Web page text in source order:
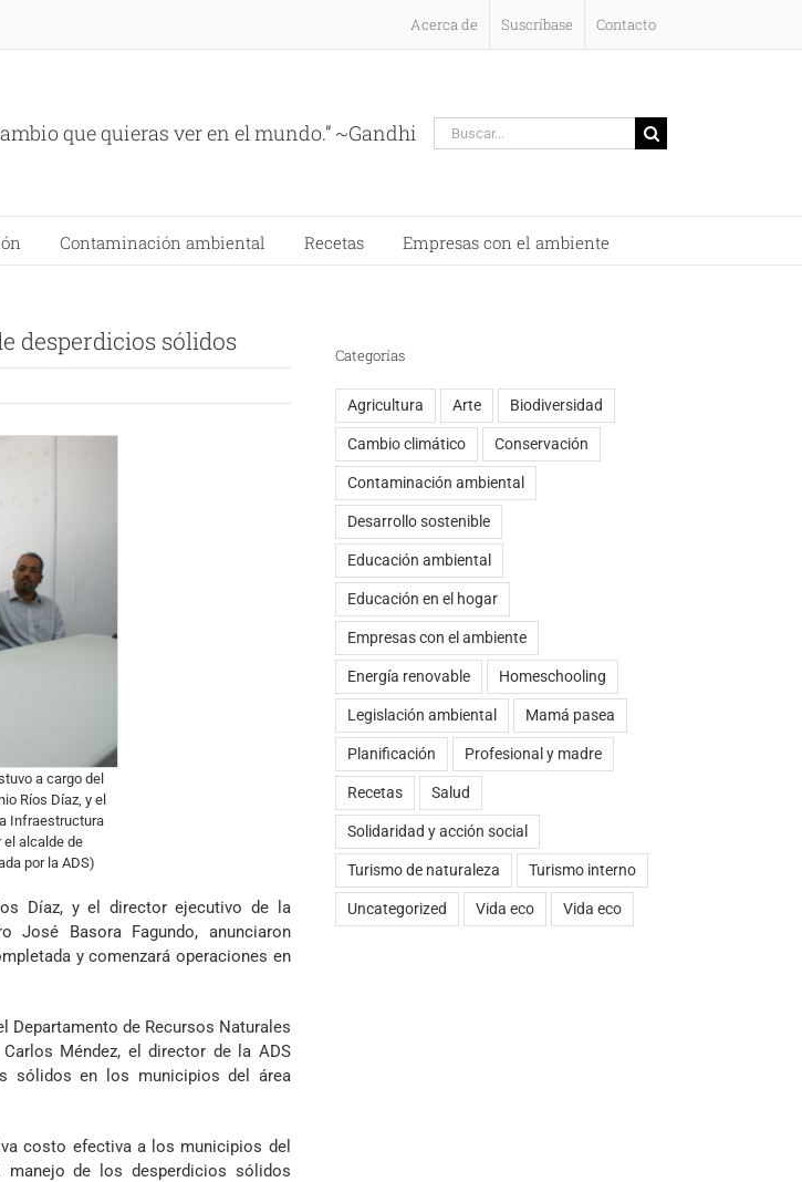
Acerca de Suscríbase Contacto
que quieras ver en el mundo.” ~Gandhi Buscar:
Contaminación ambiental Recetas Empresas con el ambiente
desperdicios sólidos
a cargo del
Ríos Díaz, y el
Infraestructura
el alcalde de
por la ADS)
Díaz, y el director ejecutivo de la
José Basora Fagundo, anunciaron
y comenzará operaciones en
de Recursos Naturales
Méndez, el director de la ADS
sólidos en los municipios del área
costo efectiva a los municipios del
de los desperdicios sólidos
Categorías
Agricultura Arte Biodiversidad
Cambio climático Conservación
Contaminación ambiental
Desarrollo sostenible
Educación ambiental
Educación en el hogar
Empresas con el ambiente
Energía renovable Homeschooling
Legislación ambiental Mamá pasea
Planificación Profesional y madre
Recetas Salud
Solidaridad y acción social
Turismo de naturaleza Turismo interno
Uncategorized Vida eco Vida eco